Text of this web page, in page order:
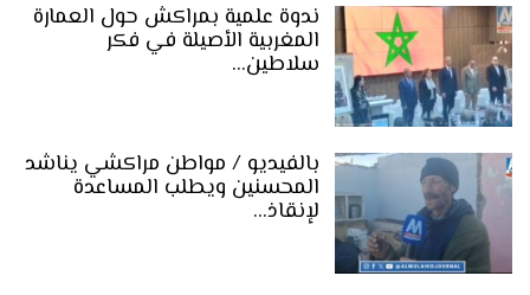
ندوة علمية بمراكش حول العمارة
المغربية الأصيلة في فكر
سلاطين…
بالفيديو / مواطن مراكشي يناشد
المحسنين ويطلب المساعدة
لإنقاذ…